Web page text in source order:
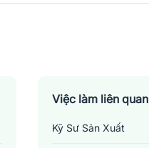
Việc làm liên quan
Kỹ Sư Sản Xuất